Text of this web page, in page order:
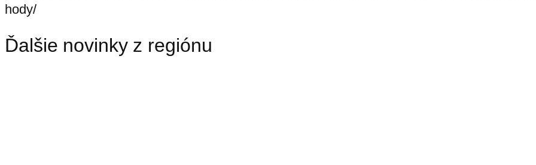
hody/
Ďalšie novinky z regiónu